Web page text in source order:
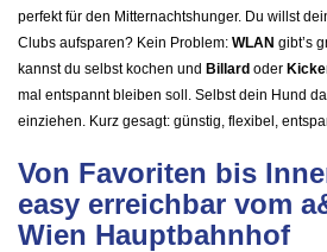
perfekt für den Mitternachtshunger. Du willst
Clubs aufsparen? Kein Problem: WLAN gibt’s
kannst du selbst kochen und Billard oder
mal entspannt bleiben soll. Selbst dein Hund
einziehen. Kurz gesagt: günstig, flexibel,
Von Favoriten bis
easy erreichbar vom
Wien Hauptbahnhof